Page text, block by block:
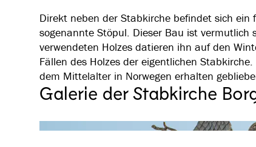
Direkt neben der Stabkirche befindet sich
sogenannte Stöpul. Dieser Bau ist vermutlich
verwendeten Holzes datieren ihn auf den
Fällen des Holzes der eigentlichen
dem Mittelalter in Norwegen erhalten
Galerie der Stabkirche